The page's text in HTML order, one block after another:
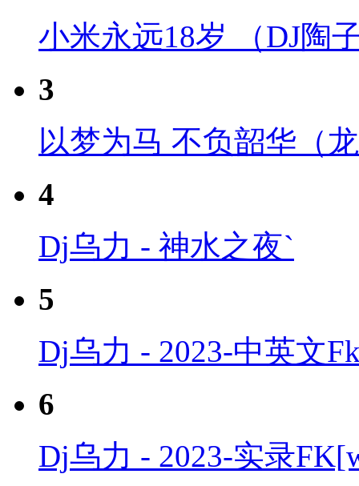
小米永远18岁 （DJ陶
3
以梦为马 不负韶华（
4
Dj乌力 - 神水之夜`
5
Dj乌力 - 2023-中英文
6
Dj乌力 - 2023-实录